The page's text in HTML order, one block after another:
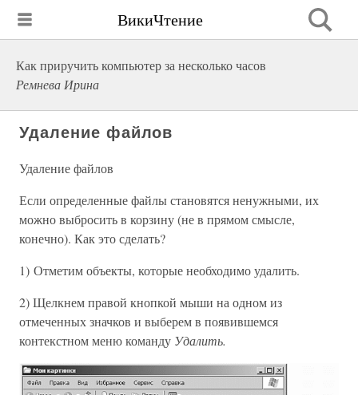
ВикиЧтение
Как приручить компьютер за несколько часов
Ремнева Ирина
Удаление файлов
Удаление файлов
Если определенные файлы становятся ненужными, их
можно выбросить в корзину (не в прямом смысле,
конечно). Как это сделать?
1) Отметим объекты, которые необходимо удалить.
2) Щелкнем правой кнопкой мыши на одном из
отмеченных значков и выберем в появившемся
контекстном меню команду Удалить.